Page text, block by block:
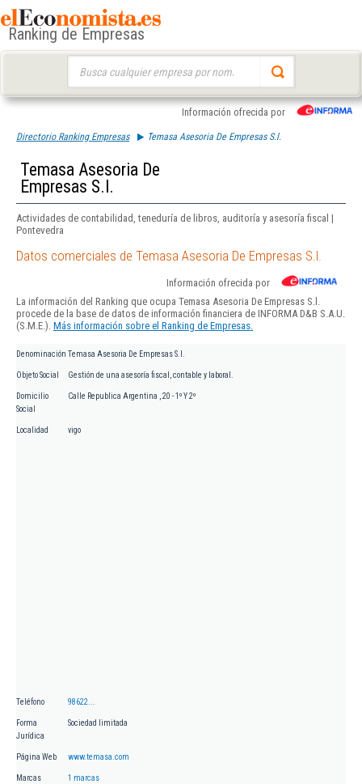
Ranking de Empresas
Información ofrecida por
Directorio Ranking Empresas Temasa Asesoria De Empresas S.l.
Temasa Asesoria De
Empresas S.l.
Actividades de contabilidad, teneduría de libros, auditoría y asesoría fiscal |
Pontevedra
Datos comerciales de Temasa Asesoria De Empresas S.l.
Información ofrecida por
La información del Ranking que ocupa Temasa Asesoria De Empresas S.l.
procede de la base de datos de información financiera de INFORMA D&B S.A.U.
(S.M.E.). Más información sobre el Ranking de Empresas.
Denominación Temasa Asesoria De Empresas S.l.
Objeto Social Gestión de una asesoría fiscal, contable y laboral.
Domicilio
Social
Calle Republica Argentina , 20 - 1º Y 2º
Localidad vigo
Teléfono 98622...
Forma
Jurídica
Sociedad limitada
Página Web www.temasa.com
Marcas 1 marcas